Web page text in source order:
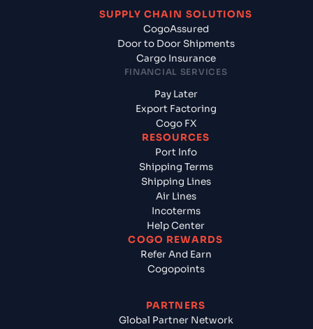
SUPPLY CHAIN SOLUTIONS
CogoAssured
Door to Door Shipments
Cargo Insurance
FINANCIAL SERVICES
Pay Later
Export Factoring
Cogo FX
RESOURCES
Port Info
Shipping Terms
Shipping Lines
Air Lines
Incoterms
Help Center
COGO REWARDS
Refer And Earn
Cogopoints
PARTNERS
Global Partner Network